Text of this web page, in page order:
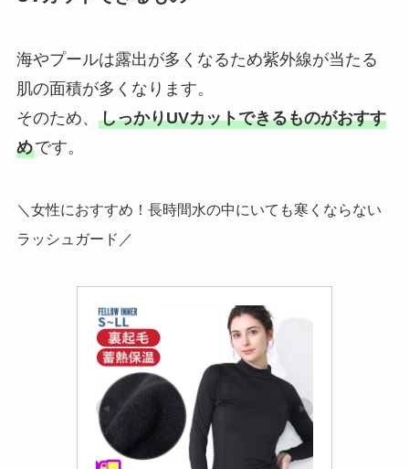
海やプールは露出が多くなるため紫外線が当たる
肌の面積が多くなります。
そのため、 しっかりUVカットできるものがおすす
めです。
＼女性におすすめ！長時間水の中にいても寒くならない
ラッシュガード／